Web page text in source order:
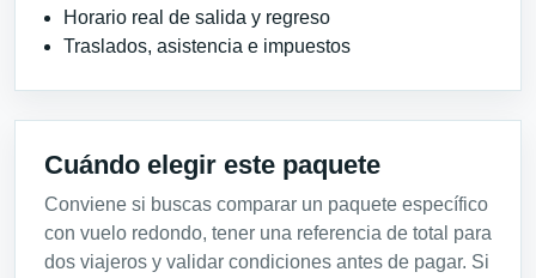
Horario real de salida y regreso
Traslados, asistencia e impuestos
Cuándo elegir este paquete
Conviene si buscas comparar un paquete específico
con vuelo redondo, tener una referencia de total para
dos viajeros y validar condiciones antes de pagar. Si